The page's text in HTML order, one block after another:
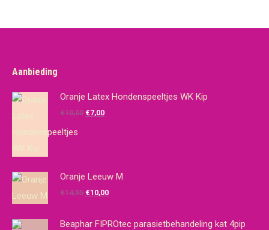
Aanbieding
Oranje Latex Hondenspeeltjes WK Kip
€10,00 Oorspronkelijke
€7,00Huidige
Oranje Leeuw M
€14,95 Oorspronkelijke
was:
€10,00Huidige
is:
Beaphar FIPROtec parasietbehandeling kat 4pip